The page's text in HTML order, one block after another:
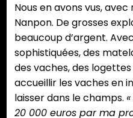
Nous en avons vus,
Nanpon. De grosses
beaucoup d’argent.
sophistiquées, des
des vaches, des
accueillir les vaches en
laisser dans le champs.
20 000 euros par ma